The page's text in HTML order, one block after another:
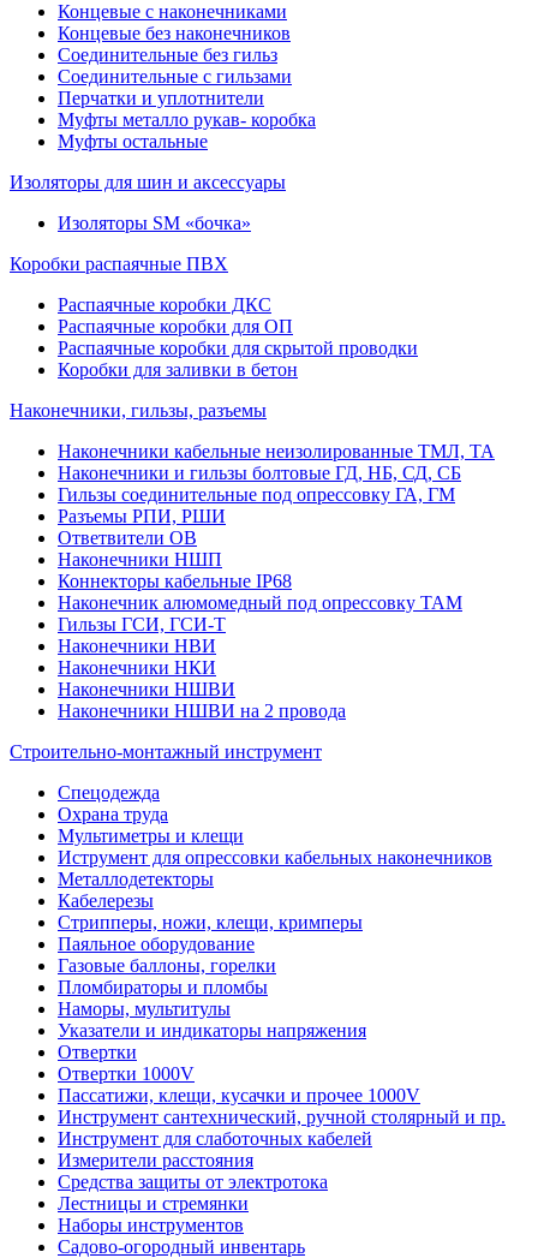
Концевые с наконечниками
Концевые без наконечников
Соединительные без гильз
Соединительные с гильзами
Перчатки и уплотнители
Муфты металло рукав- коробка
Муфты остальные
Изоляторы для шин и аксессуары
Изоляторы SM «бочка»
Коробки распаячные ПВХ
Распаячные коробки ДКС
Распаячные коробки для ОП
Распаячные коробки для скрытой проводки
Коробки для заливки в бетон
Наконечники, гильзы, разъемы
Наконечники кабельные неизолированные ТМЛ, ТА
Наконечники и гильзы болтовые ГД, НБ, СД, СБ
Гильзы соединительные под опрессовку ГА, ГМ
Разъемы РПИ, РШИ
Ответвители ОВ
Наконечники НШП
Коннекторы кабельные IP68
Наконечник алюмомедный под опрессовку ТАМ
Гильзы ГСИ, ГСИ-Т
Наконечники НВИ
Наконечники НКИ
Наконечники НШВИ
Наконечники НШВИ на 2 провода
Строительно-монтажный инструмент
Спецодежда
Охрана труда
Мультиметры и клещи
Иструмент для опрессовки кабельных наконечников
Металлодетекторы
Кабелерезы
Стрипперы, ножи, клещи, кримперы
Паяльное оборудование
Газовые баллоны, горелки
Пломбираторы и пломбы
Наморы, мультитулы
Указатели и индикаторы напряжения
Отвертки
Отвертки 1000V
Пассатижи, клещи, кусачки и прочее 1000V
Инструмент сантехнический, ручной столярный и пр.
Инструмент для слаботочных кабелей
Измерители расстояния
Средства защиты от электротока
Лестницы и стремянки
Наборы инструментов
Садово-огородный инвентарь